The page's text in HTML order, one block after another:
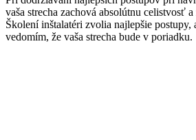
vaša strecha zachová absolútnu celistvosť a
Školení inštalatéri zvolia najlepšie
vedomím, že vaša strecha bude v poriadku.